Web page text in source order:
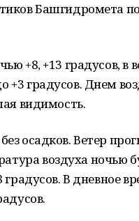
Башгидромета
+8, +13 градусов, в
градусов. Днем
видимость.
осадков. Ветер
воздуха ночью
В дневное